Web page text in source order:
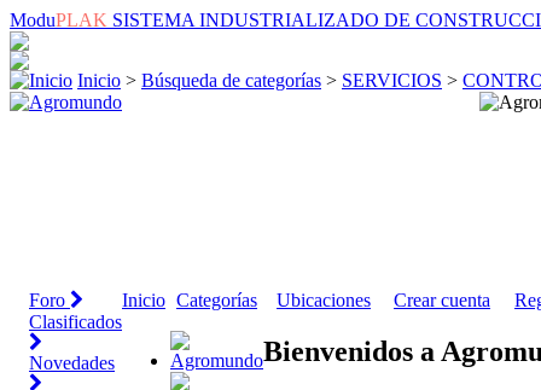
ModuPLAK SISTEMA INDUSTRIALIZADO DE
Inicio > Búsqueda de categorías > SERVICIOS >
Foro
Clasificados
Novedades
Inicio Categorías Ubicaciones Crear cuenta
Bienvenidos a